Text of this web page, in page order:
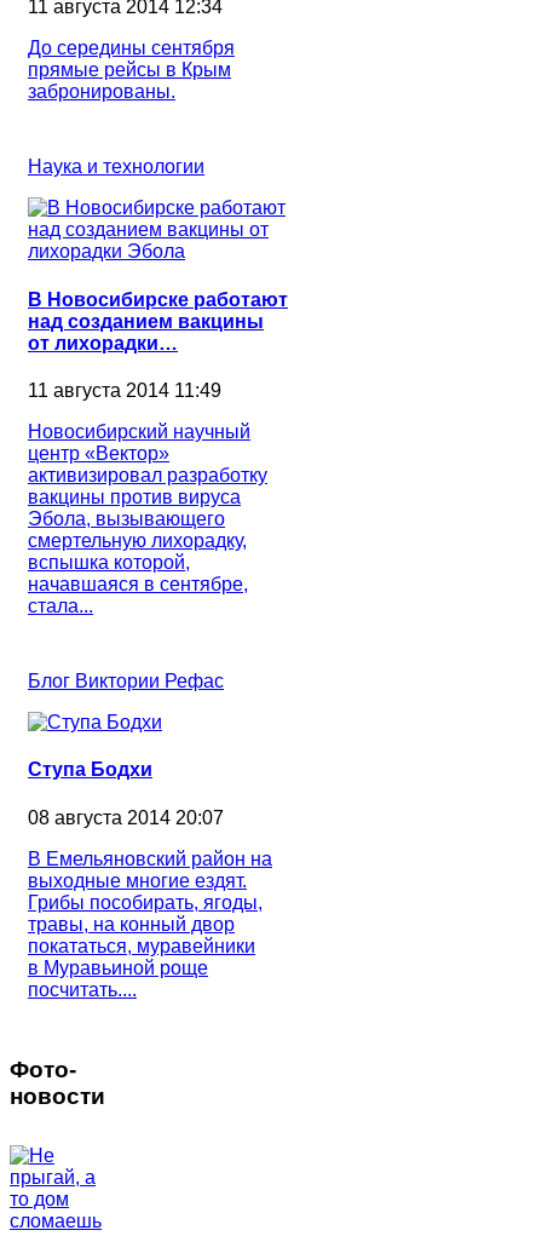
11 августа 2014 12:34
До середины сентября
прямые рейсы в Крым
забронированы.
Наука и технологии
В Новосибирске работают
над созданием вакцины
от лихорадки…
11 августа 2014 11:49
Новосибирский научный
центр «Вектор»
активизировал разработку
вакцины против вируса
Эбола, вызывающего
смертельную лихорадку,
вспышка которой,
начавшаяся в сентябре,
стала...
Блог Виктории Рефас
Ступа Бодхи
08 августа 2014 20:07
В Емельяновский район на
выходные многие ездят.
Грибы пособирать, ягоды,
травы, на конный двор
покататься, муравейники
в Муравьиной роще
посчитать....
Фото-
новости